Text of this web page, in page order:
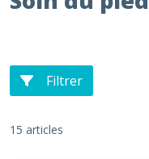
Filtrer
15 articles